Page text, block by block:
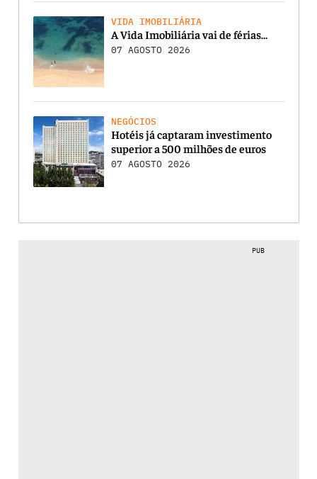
VIDA IMOBILIÁRIA
A Vida Imobiliária vai de férias…
07 AGOSTO 2026
NEGÓCIOS
Hotéis já captaram investimento
superior a 500 milhões de euros
07 AGOSTO 2026
PUB